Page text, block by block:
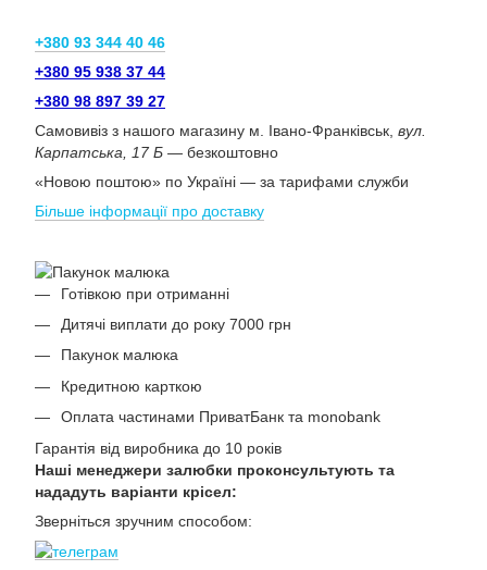
+380 93 344 40 46
+380 95 938 37 44
+380 98 897 39 27
Самовивіз з нашого магазину м. Івано-Франківськ, вул.
Карпатська, 17 Б — безкоштовно
«Новою поштою» по Україні — за тарифами служби
Більше інформації про доставку
Готівкою при отриманні
Дитячі виплати до року 7000 грн
Пакунок малюка
Кредитною карткою
Оплата частинами ПриватБанк та monobank
Гарантія від виробника до 10 років
Наші менеджери залюбки проконсультують та
нададуть варіанти крісел:
Зверніться зручним способом: